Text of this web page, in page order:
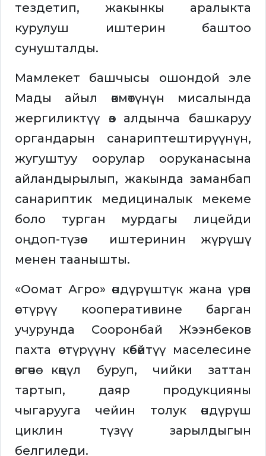
тездетип, жакынкы аралыкта
курулуш иштерин баштоо
сунушталды.
Мамлекет башчысы ошондой эле
Мады айыл өкмөтүнүн мисалында
жергиликтүү өз алдынча башкаруу
органдарын санариптештирүүнүн,
жугуштуу оорулар ооруканасына
айландырылып, жакында заманбап
санариптик медициналык мекеме
боло турган мурдагы лицейди
оңдоп-түзөө иштеринин жүрүшү
менен таанышты.
«Оомат Агро» өндүрүштүк жана үрөн
өстүрүү кооперативине барган
учурунда Сооронбай Жээнбеков
пахта өстүрүүнү көбөйтүү маселесине
өзгөчө көңүл буруп, чийки заттан
тартып, даяр продукцияны
чыгарууга чейин толук өндүрүш
циклин түзүү зарылдыгын
белгиледи.